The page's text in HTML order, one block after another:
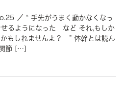
／ “ 手先がうまく動かなくなっ
るようになった など それ,もしか
もしれませんよ？ ” 体幹とは読ん
節 […]